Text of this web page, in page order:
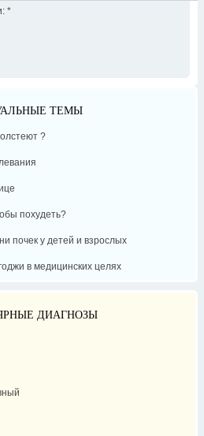
*
ТЕМЫ
?
похудеть?
почек у детей и взрослых
в медицинских целях
ДИАГНОЗЫ